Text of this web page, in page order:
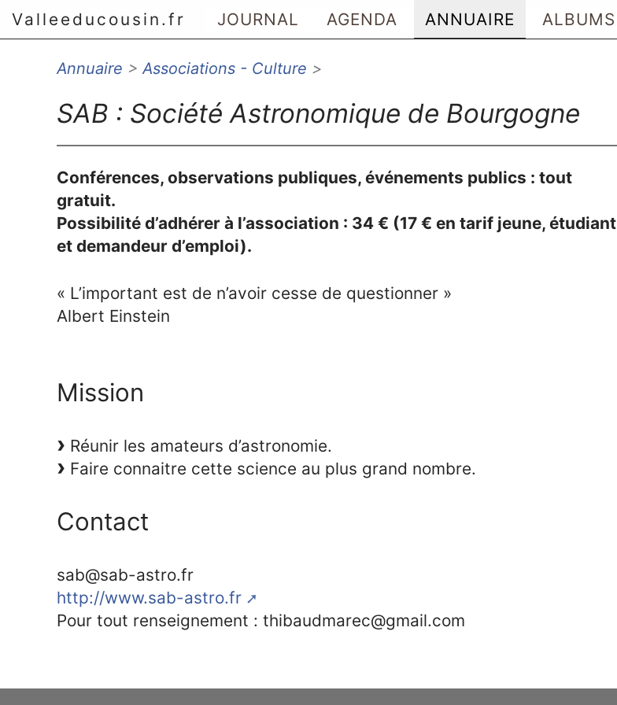
Valleeducousin.fr JOURNAL AGENDA ANNUAIRE ALBUMS
Aller au menu principal
Aller au menu secondaire
Annuaire >Associations - Culture >
SAB : Société Astronomique de Bourgogne
Conférences, observations publiques, événements publics : tout
gratuit.
Possibilité d’adhérer à l’association : 34 € (17 € en tarif jeune, étudiant
et demandeur d’emploi).
« L’important est de n’avoir cesse de questionner »
Albert Einstein
Mission
Réunir les amateurs d’astronomie.
Faire connaitre cette science au plus grand nombre.
Contact
sab@sab-astro.fr
http://www.sab-astro.fr
Pour tout renseignement : thibaudmarec@gmail.com